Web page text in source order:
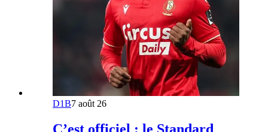
D1B7 août 26
C’est officiel : le Standard